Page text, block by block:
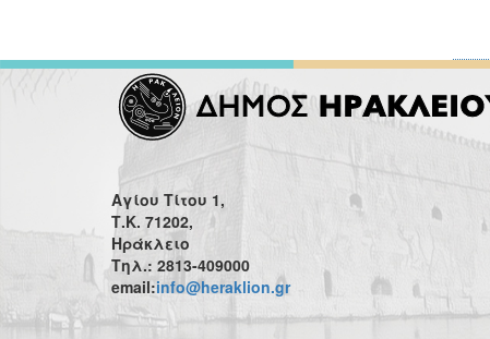
Αγίου Τίτου 1,
Τ.Κ. 71202,
Ηράκλειο
Τηλ.: 2813-409000
email:info@heraklion.gr